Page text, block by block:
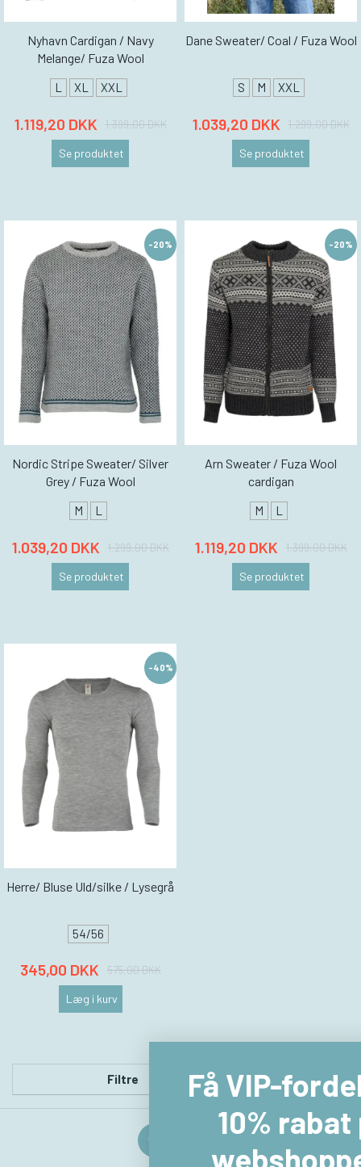
Nyhavn Cardigan / Navy
Melange/ Fuza Wool
L XL XXL
1.119,20 DKK 1.399,00 DKK
Se produktet
Dane Sweater/ Coal / Fuza Wool
S M XXL
1.039,20 DKK 1.299,00 DKK
Se produktet
-20%
Nordic Stripe Sweater/ Silver
Grey / Fuza Wool
M L
1.039,20 DKK 1.299,00 DKK
Se produktet
-20%
Arn Sweater / Fuza Wool
cardigan
M L
1.119,20 DKK 1.399,00 DKK
Se produktet
-40%
Herre/ Bluse Uld/silke / Lysegrå
54/56
345,00 DKK 575,00 DKK
Læg i kurv
Filtre
Få VIP-fordele og
10% rabat på
webshoppen!